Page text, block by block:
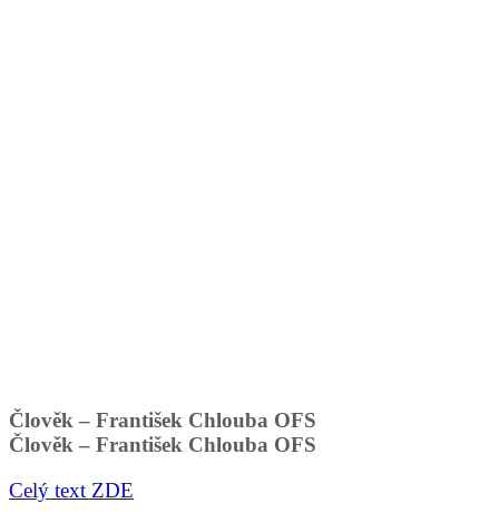
Člověk – František Chlouba OFS
Člověk – František Chlouba OFS
Celý text ZDE